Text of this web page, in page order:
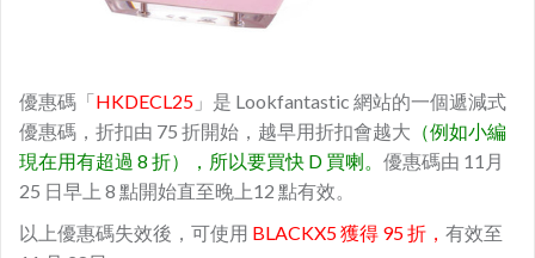
優惠碼「HKDECL25 」是 Lookfantastic 網站的一個遞減式
優惠碼，折扣由 75 折開始，越早用折扣會越大 （例如小編
現在用有超過 8 折），所以要買快 D 買喇。 優惠碼由 11月
25 日早上 8 點開始直至晚上12 點有效。
以上優惠碼失效後，可使用 BLACKX5 獲得 95 折， 有效至